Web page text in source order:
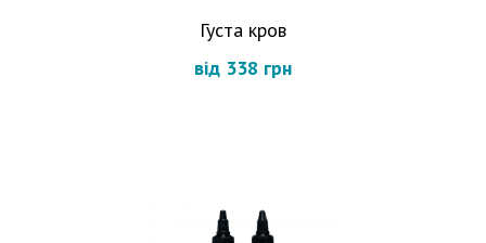
Густа кров
від 338 грн